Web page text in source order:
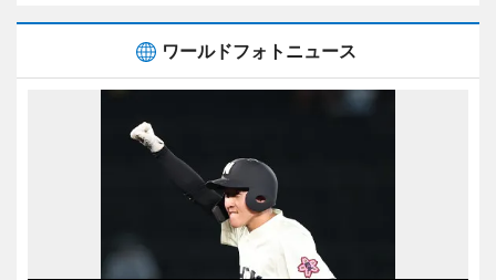
ワールドフォトニュース